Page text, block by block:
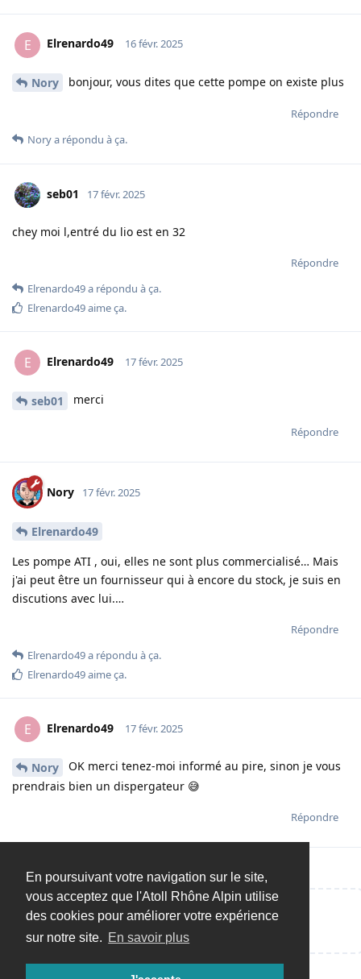
En poursuivant votre navigation sur le site,
vous acceptez que l'Atoll Rhône Alpin utilise
des cookies pour améliorer votre expérience
sur notre site. En savoir plus
E Elrenardo49 16 févr. 2025
Nory bonjour, vous dites que cette pompe on existe plus
Répondre
Norya répondu à ça.
seb01 17 févr. 2025
chey moi l,entré du lio est en 32
Répondre
Elrenardo49a répondu à ça.
Elrenardo49aime ça.
E Elrenardo49 17 févr. 2025
seb01 merci
Répondre
Nory 17 févr. 2025
Elrenardo49
Les pompe ATI , oui, elles ne sont plus commercialisé… Mais
j'ai peut être un fournisseur qui à encore du stock, je suis en
discutions avec lui.…
Répondre
Elrenardo49a répondu à ça.
Elrenardo49aime ça.
E Elrenardo49 17 févr. 2025
Nory
OK merci tenez-moi informé au pire, sinon je vous
prendrais bien un dispergateur 😅
Répondre
Répondre…